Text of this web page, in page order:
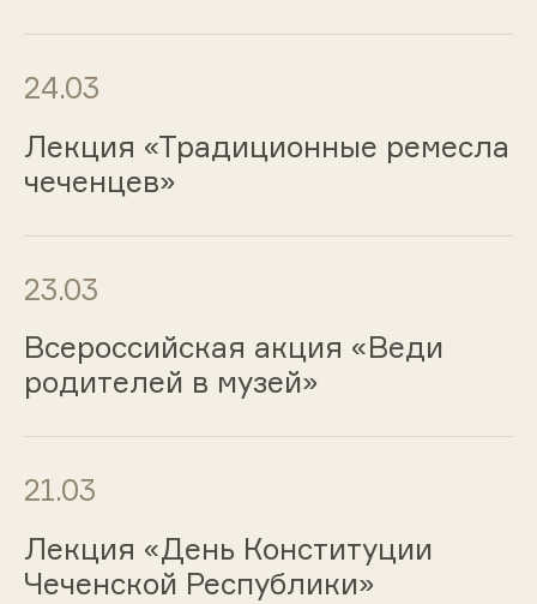
24.03
Лекция «Традиционные ремесла
чеченцев»
23.03
Всероссийская акция «Веди
родителей в музей»
21.03
Лекция «День Конституции
Чеченской Республики»